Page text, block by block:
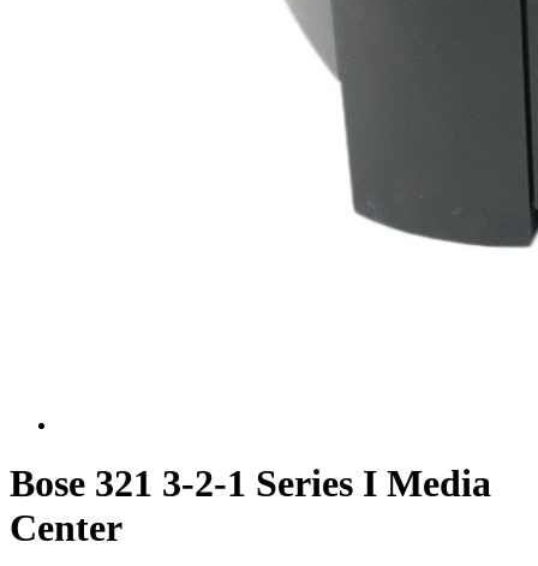
Bose 321 3-2-1 Series I Media
Center